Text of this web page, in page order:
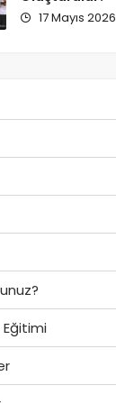
17 Mayıs 2026